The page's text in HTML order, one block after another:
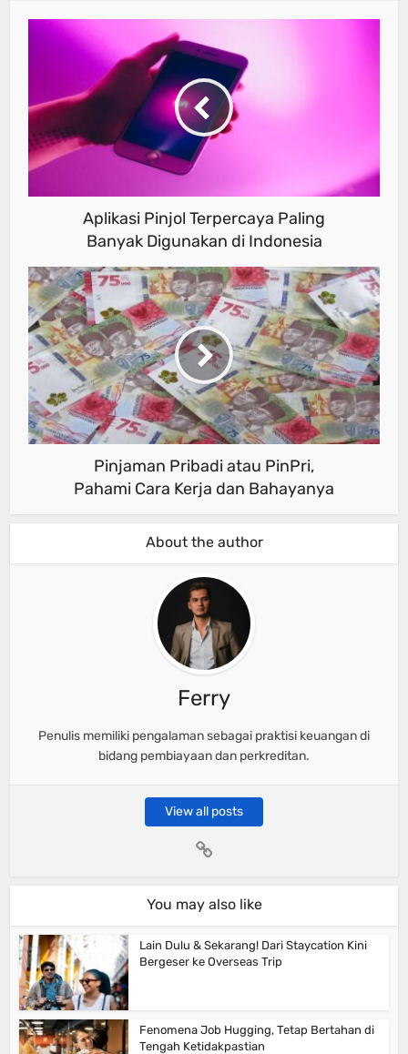
Aplikasi Pinjol Terpercaya Paling
Banyak Digunakan di Indonesia
Pinjaman Pribadi atau PinPri,
Pahami Cara Kerja dan Bahayanya
About the author
Ferry
Penulis memiliki pengalaman sebagai praktisi keuangan di
bidang pembiayaan dan perkreditan.
View all posts
You may also like
Lain Dulu & Sekarang! Dari Staycation Kini
Bergeser ke Overseas Trip
Fenomena Job Hugging, Tetap Bertahan di
Tengah Ketidakpastian